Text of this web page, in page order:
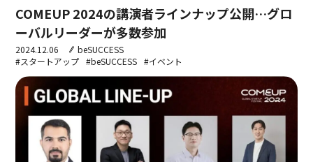
COMEUP 2024の講演者ラインナップ公開…グロ
ーバルリーダーが多数参加
2024.12.06
beSUCCESS
#スタートアップ
#beSUCCESS #イベント